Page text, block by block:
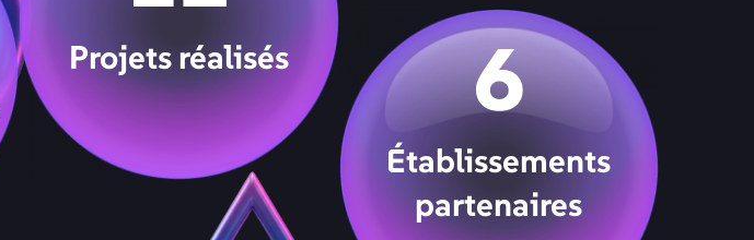
Projetsréalisés 6
Établissements
partenaires